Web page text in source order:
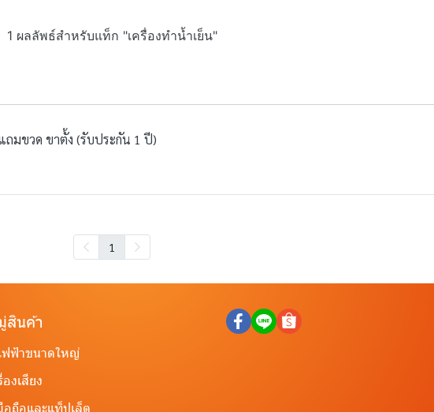
1 ผลลัพธ์สำหรับแท็ก "เครื่องทำน้ำเย็น"
ถมขวด ขาตั้ง (รับประกัน 1 ปี)
1
สินค้า
ฟฟ้าขนาดใหญ่
งเสียง
ถือและแท็ปเล็ต